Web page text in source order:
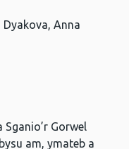
Anna
Gorwel
am, ymateb a